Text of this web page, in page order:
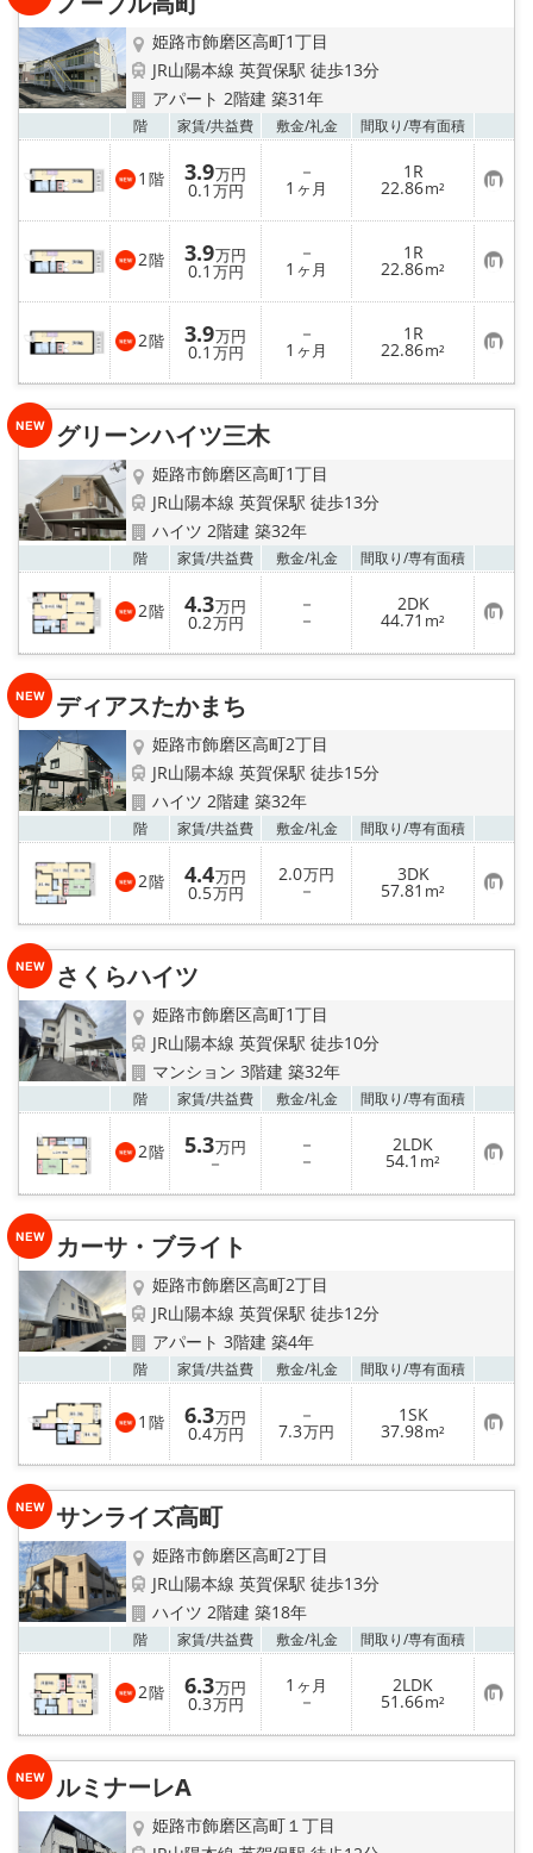
メールでお問い合わせ
姫路市飾磨区高町1丁目
JR山陽本線 英賀保駅 徒歩13分
アパート 2階建 築31年
階 家賃/共益費 敷金/礼金 間取り/専有面積
1 階 3.9万円
0.1 万円
－
1 ヶ月
1R
22.86m² お
気
に
入
り
登
録
2階 3.9万円
0.1 万円
－
1 ヶ月
1R
22.86m² お
気
に
入
り
登
録
2階 3.9万円
0.1 万円
－
1 ヶ月
1R
22.86m² お
気
に
り
グリーンハイツ三木
姫路市飾磨区高町1丁目
JR山陽本線 英賀保駅 徒歩13分
ハイツ 2階建 築32年
階 家賃/共益費 敷金/礼金 間取り/専有面積
2階 4.3万円
0.2万円
－
－
2DK
44.71 m² お
気
に
り
ディアスたかまち
姫路市飾磨区高町2丁目
JR山陽本線 英賀保駅 徒歩15分
ハイツ 2階建 築32年
階 家賃/共益費 敷金/礼金 間取り/専有面積
2階 4.4万円
0.5万円
2.0万円
－
3DK
57.81 m² お
気
に
り
さくらハイツ
姫路市飾磨区高町1丁目
JR山陽本線 英賀保駅 徒歩10分
マンション 3階建 築32年
階 家賃/共益費 敷金/礼金 間取り/専有面積
2階 5.3万円
－
－
－
2LDK
54.1 m² お
気
に
り
カーサ・ブライト
姫路市飾磨区高町2丁目
JR山陽本線 英賀保駅 徒歩12分
アパート 3階建 築4年
階 家賃/共益費 敷金/礼金 間取り/専有面積
1 階 6.3万円
0.4万円
－
7.3万円
1SK
37.98m² お
気
に
り
サンライズ高町
姫路市飾磨区高町2丁目
JR山陽本線 英賀保駅 徒歩13分
ハイツ 2階建 築18年
階 家賃/共益費 敷金/礼金 間取り/専有面積
2階 6.3万円
0.3万円
1 ヶ月
－
2LDK
51.66m² お
気
に
り
ルミナーレA
姫路市飾磨区高町１丁目